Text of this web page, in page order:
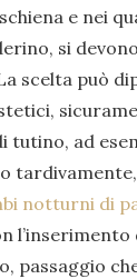
e nei
si
scelta può
tutino, ad
notturni di
l’inserimento
passaggio